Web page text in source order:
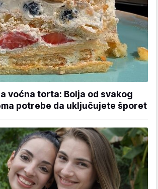
voćna torta: Bolja od svakog
potrebe da uključujete šporet